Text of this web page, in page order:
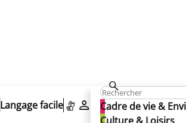
Cadre de vie &
Langage facile
Mon espace
du CPAS sont désormais “en
de repos du